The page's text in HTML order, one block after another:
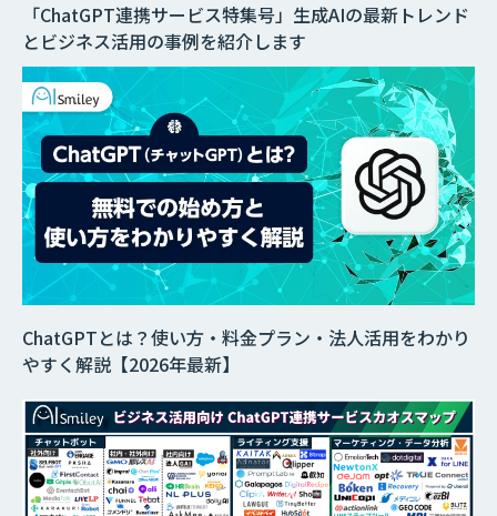
ChatGPTとは？使い方・料金プラン・法人活用をわかり
やすく解説【2026年最新】
「ChatGPT連携サービス特集号」生成AIの最新トレンド
とビジネス活用の事例を紹介します